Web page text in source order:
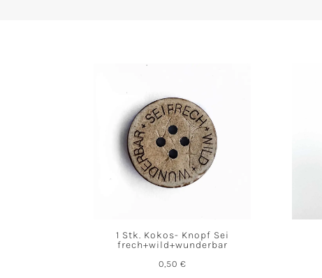
1 Stk. Kokos- Knopf Sei
frech+wild+wunderbar
0,50 €